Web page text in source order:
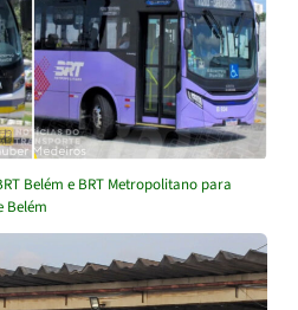
Belém e BRT Metropolitano para
Belém